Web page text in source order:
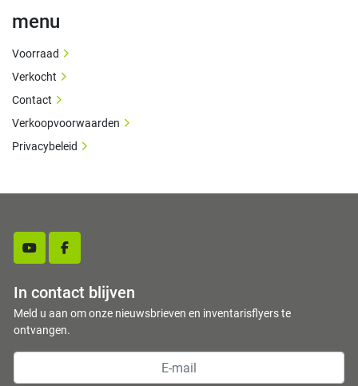
youtubefacebook
In contact blijven
Meld u aan om onze nieuwsbrieven en inventarisflyers te
ontvangen.
menu
Voorraad
Verkocht
Contact
Verkoopvoorwaarden
Privacybeleid